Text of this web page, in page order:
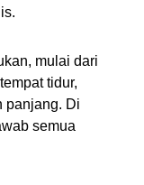
mulai dari
tidur,
panjang. Di
semua